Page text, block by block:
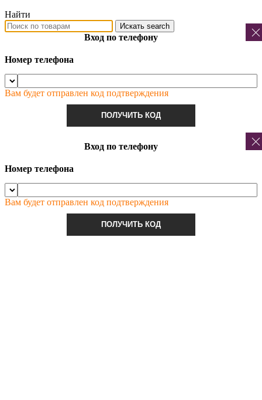
Найти
Искать search
Вход по телефону
Номер телефона
Вам будет отправлен код подтверждения
ПОЛУЧИТЬ КОД
Вход по телефону
Номер телефона
Вам будет отправлен код подтверждения
ПОЛУЧИТЬ КОД